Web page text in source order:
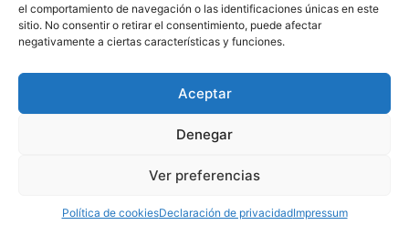
el comportamiento de navegación o las identificaciones únicas en este
sitio. No consentir o retirar el consentimiento, puede afectar
negativamente a ciertas características y funciones.
Aceptar
Denegar
Ver preferencias
Política de cookiesDeclaración de privacidadImpressum
910 607 564
derechos reservados